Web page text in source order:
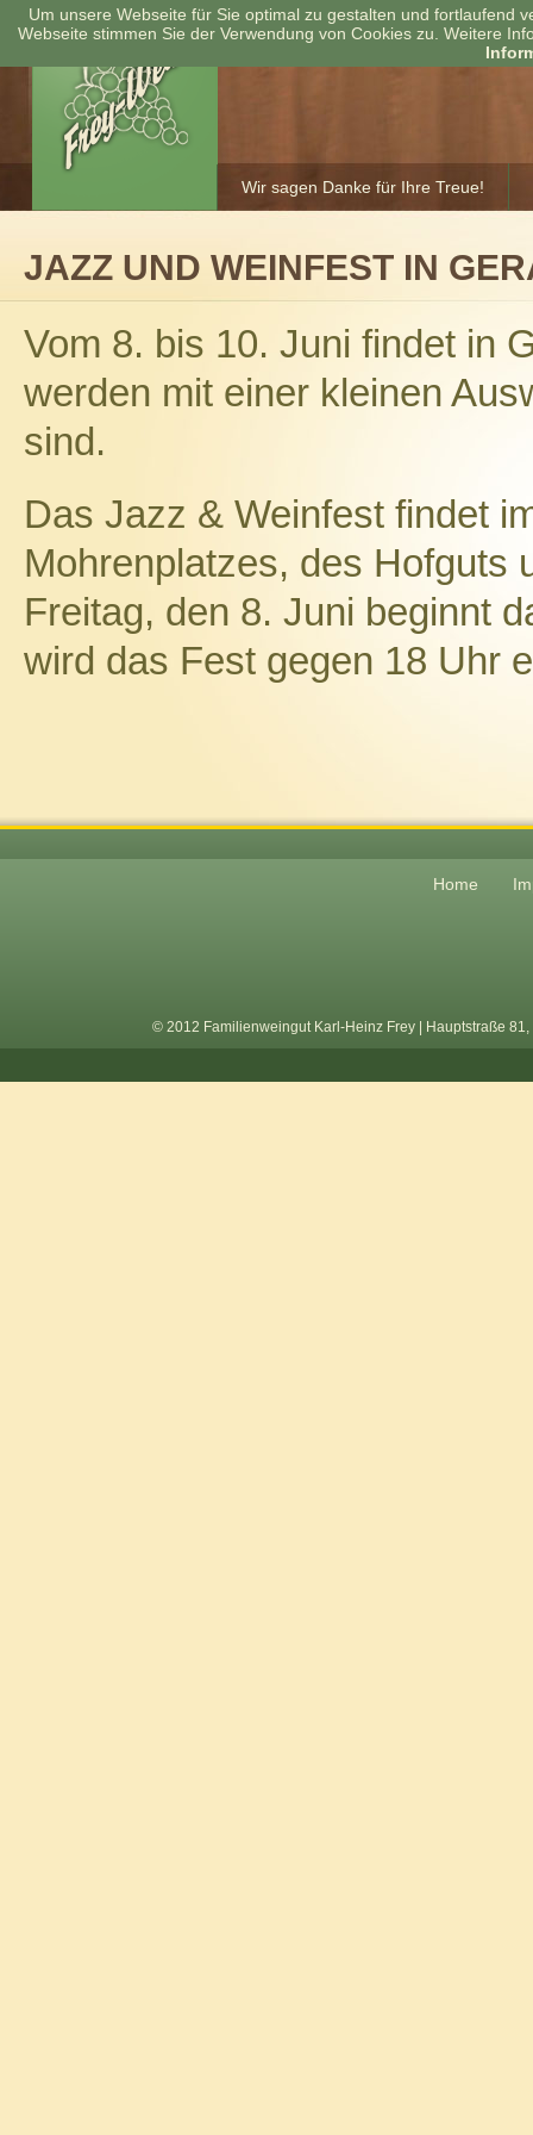
Wir sagen Danke für Ihre Treue!
JAZZ UND WEINFEST IN
Vom 8. bis 10. Juni findet in
werden mit einer kleinen
sind.
Das Jazz & Weinfest findet
Mohrenplatzes, des Hofguts
Freitag, den 8. Juni beginnt
wird das Fest gegen 18 Uhr
Home
© 2012 Familienweingut Karl-Heinz Frey | Hauptstraße
Um unsere Webseite für Sie optimal zu gestalten und fortlaufend
Webseite stimmen Sie der Verwendung von Cookies zu. Weitere